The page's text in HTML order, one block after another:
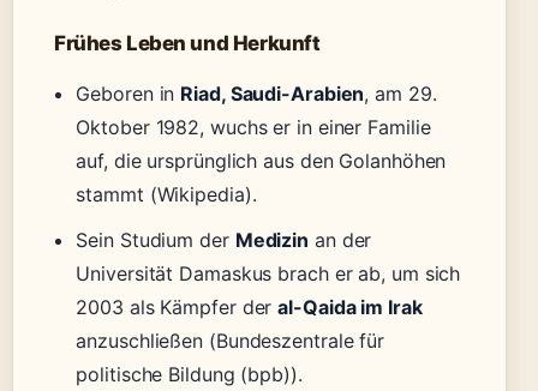
Frühes Leben und Herkunft
Geboren in Riad, Saudi-Arabien, am 29.
Oktober 1982, wuchs er in einer Familie
auf, die ursprünglich aus den Golanhöhen
stammt (Wikipedia).
Sein Studium der Medizin an der
Universität Damaskus brach er ab, um sich
2003 als Kämpfer deral-Qaida im Irak
anzuschließen (Bundeszentrale für
politische Bildung (bpb)).